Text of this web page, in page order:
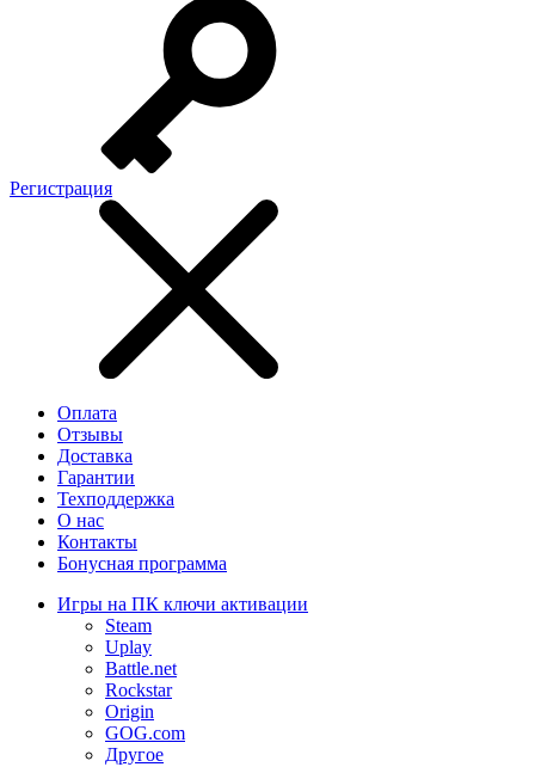
Регистрация
Оплата
Отзывы
Доставка
Гарантии
Техподдержка
О нас
Контакты
Бонусная программа
Игры на ПК ключи активации
Steam
Uplay
Battle.net
Rockstar
Origin
GOG.com
Другое